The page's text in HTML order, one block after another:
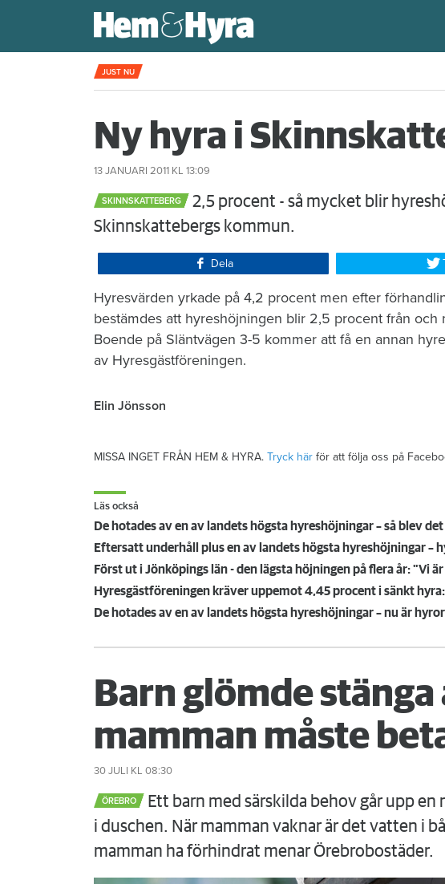
JUST NU
Ny hyra i
13 JANUARI 2011 KL 13:09
SKINNSKATTEBERG
2,5 procent - så mycket blir
Skinnskattebergs kommun.
Dela
Hyresvärden yrkade på 4,2 procent men efter
bestämdes att hyreshöjningen blir 2,5 procent från och
Boende på Släntvägen 3-5 kommer att få en annan
av Hyresgästföreningen.
Elin Jönsson
MISSA INGET FRÅN HEM & HYRA. Tryck här för att följa oss på
Läs också
De hotades av en av landets högsta hyreshöjningar – så blev det
Först ut i Jönköpings län - den lägsta höjningen på flera år: "Vi
Hyresgästföreningen kräver uppemot 4,45 procent i sänkt
De hotades av en av landets högsta hyreshöjningar – nu är
Barn glömde stänga
mamman måste
30 JULI KL 08:30
ÖREBRO
Ett barn med särskilda behov går upp
i duschen. När mamman vaknar är det vatten i
mamman ha förhindrat menar Örebrobostäder.